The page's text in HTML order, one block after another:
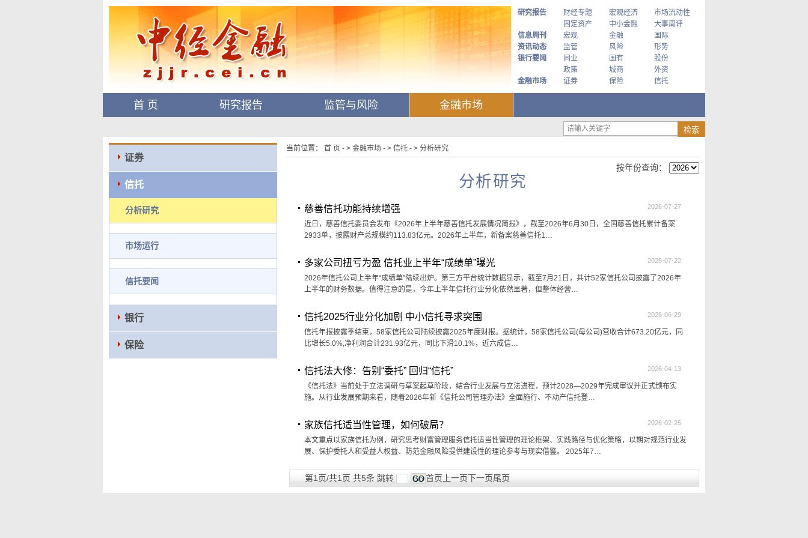
研究报告 财经专题 宏观经济
市场流动性
固定资产
中小金融
大事周评
信息周刊
宏观 金融
国际
资讯动态
监管 风险
形势
银行要闻
同业 国有
股份
政策
城商
外资
金融市场
证券 保险 信托
首 页 研究报告 监管与风险 金融市场
证券
信托
分析研究
市场运行
信托要闻
银行
保险
当前位置： 首 页 - > 金融市场 - > 信托 - > 分析研究
按年份查询：
分析研究
2026-07-27
慈善信托功能持续增强
近日，慈善信托委员会发布《2026年上半年慈善信托发展情况简报》，截至2026年6月30日，全国慈善信托累计备案
2933单，披露财产总规模约113.83亿元。2026年上半年，新备案慈善信托1…
2026-07-22
多家公司扭亏为盈 信托业上半年“成绩单”曝光
2026年信托公司上半年“成绩单”陆续出炉。第三方平台统计数据显示，截至7月21日，共计52家信托公司披露了2026年
上半年的财务数据。值得注意的是，今年上半年信托行业分化依然显著，但整体经营…
2026-06-29
信托2025行业分化加剧 中小信托寻求突围
信托年报披露季结束，58家信托公司陆续披露2025年度财报。据统计，58家信托公司(母公司)营收合计673.20亿元，同
比增长5.0%;净利润合计231.93亿元，同比下滑10.1%，近六成信…
2026-04-13
信托法大修：告别“委托” 回归“信托”
《信托法》当前处于立法调研与草案起草阶段，结合行业发展与立法进程，预计2028—2029年完成审议并正式颁布实
施。从行业发展预期来看，随着2026年新《信托公司管理办法》全面施行、不动产信托登…
2026-02-25
家族信托适当性管理，如何破局？
本文重点以家族信托为例，研究思考财富管理服务信托适当性管理的理论框架、实践路径与优化策略，以期对规范行业发
展、保护委托人和受益人权益、防范金融风险提供建设性的理论参考与现实借鉴。 2025年7…
第1页/共1页 共5条 跳转 首页 上一页下一页尾页